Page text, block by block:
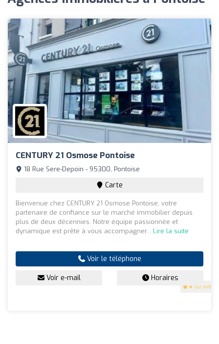
CENTURY 21 Osmose Pontoise
4 (62 avis)
18 Rue Sere-Depoin - 95300, Pontoise
Carte
Bienvenue chez CENTURY 21 Osmose Pontoise, votre
partenaire de confiance sur le marché immobilier depuis
plus de deux décennies. Notre équipe passionnée et
dynamique est prête à vous accompagner... Lire la suite
Voir le téléphone
Voir e-mail Horaires